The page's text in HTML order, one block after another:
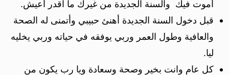
أموت فيك والسنة الجديدة من غيرك ما اقدر أعيش.
قبل دخول السنة الجديدة أهنئ حبيبي وأتمنى له الصحة
والعافية وطول العمر وربي يوفقه في حياته وربي يخليه
ليا.
كل عام وانت بخير وصحة وسعادة ويا رب يكون من